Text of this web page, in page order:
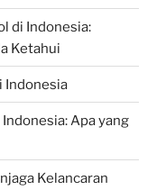
di Indonesia:
Ketahui
Indonesia
Apa yang
Kelancaran